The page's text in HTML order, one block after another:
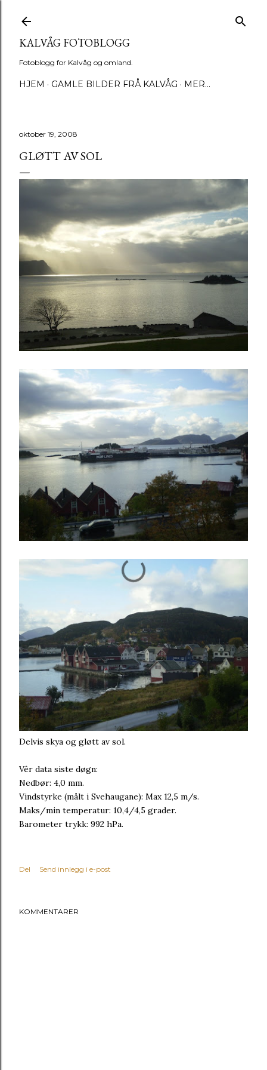
KALVÅG FOTOBLOGG
Fotoblogg for Kalvåg og omland.
HJEM GAMLE BILDER FRÅ KALVÅG MER…
oktober 19, 2008
GLØTT AV SOL
Delvis skya og gløtt av sol.
Vêr data siste døgn:
Nedbør: 4,0 mm.
Vindstyrke (målt i Svehaugane): Max 12,5 m/s.
Maks/min temperatur: 10,4/4,5 grader.
Barometer trykk: 992 hPa.
Del Send innlegg i e-post
KOMMENTARER